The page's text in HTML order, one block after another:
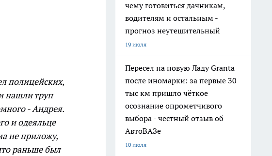
полицейских,
нашли труп
- Андрея.
и одеяльце
не приложу,
раньше был
чему готовиться дачникам,
водителям и остальным -
прогноз неутешительный
19 июля
Пересел на новую Ладу Granta
после иномарки: за первые 30
тыс км пришло чёткое
осознание опрометчивого
выбора - честный отзыв об
АвтоВАЗе
10 июля